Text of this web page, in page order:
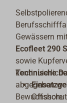
Gewässern
Ecofleet 290 S
sowie
abgegeben
Technische
Offshore